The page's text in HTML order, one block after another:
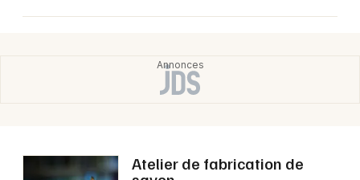
Atelier de fabrication de